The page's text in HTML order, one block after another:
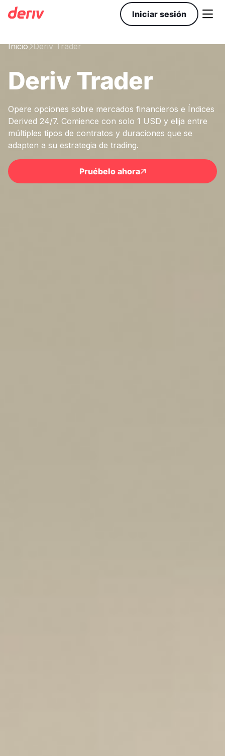
Iniciar sesión 
InicioDeriv Trader
Deriv Trader
Opere opciones sobre mercados financieros e Índices
Derived 24/7. Comience con solo 1 USD y elija entre
múltiples tipos de contratos y duraciones que se
adapten a su estrategia de trading.
Pruébelo ahora